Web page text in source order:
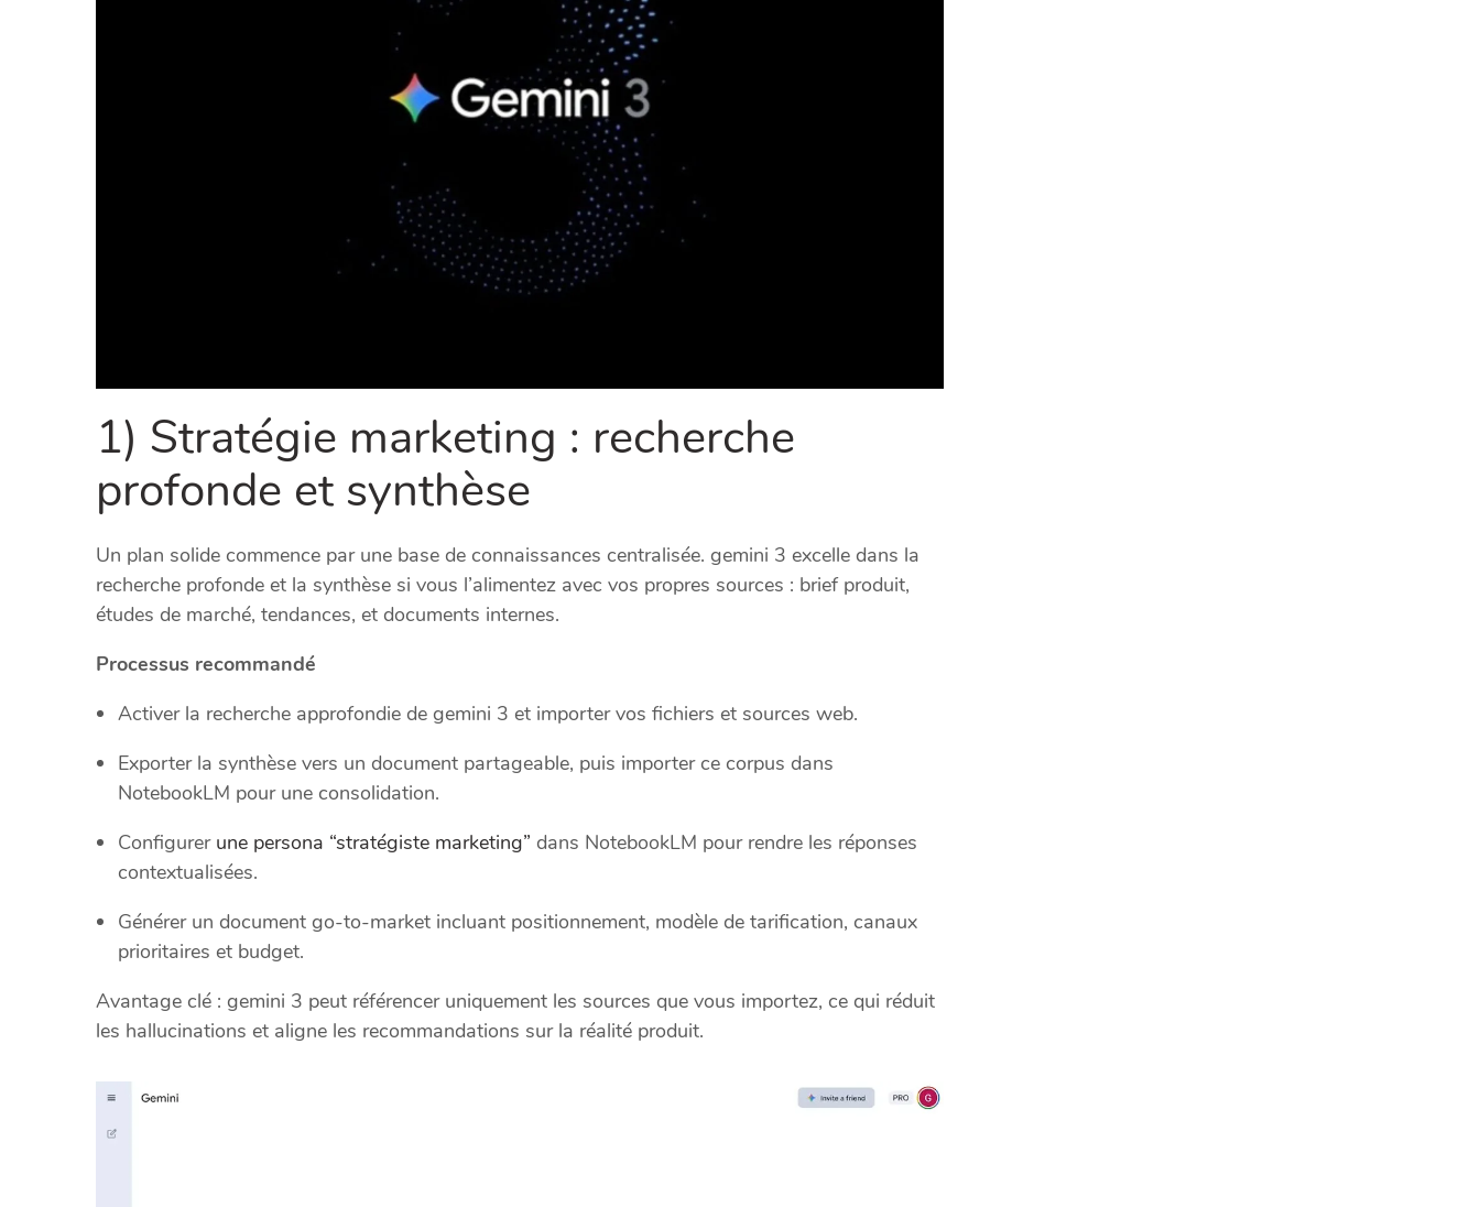
1) Stratégie marketing : recherche
profonde et synthèse
Un plan solide commence par une base de connaissances centralisée. gemini 3 excelle dans la
recherche profonde et la synthèse si vous l’alimentez avec vos propres sources : brief produit,
études de marché, tendances, et documents internes.
Processus recommandé
Activer la recherche approfondie de gemini 3 et importer vos fichiers et sources web.
Exporter la synthèse vers un document partageable, puis importer ce corpus dans
NotebookLM pour une consolidation.
Configurer une persona “stratégiste marketing” dans NotebookLM pour rendre les réponses
contextualisées.
Générer un document go-to-market incluant positionnement, modèle de tarification, canaux
prioritaires et budget.
Avantage clé : gemini 3 peut référencer uniquement les sources que vous importez, ce qui réduit
les hallucinations et aligne les recommandations sur la réalité produit.